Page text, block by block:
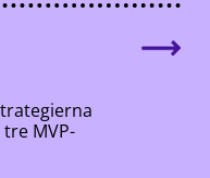
MVP-